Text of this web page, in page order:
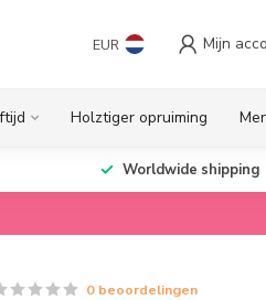
EUR Mijn
Holztiger opruiming
Worldwide shipping
0 beoordelingen